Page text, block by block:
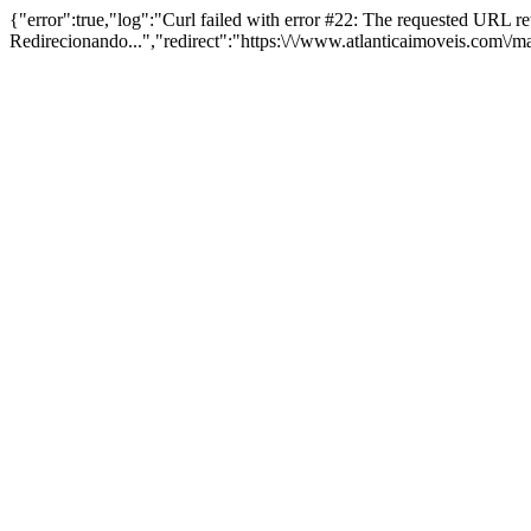
{"error":true,"log":"Curl failed with error #22: The requested URL
Redirecionando...","redirect":"https:\/\/www.atlanticaimoveis.com\/